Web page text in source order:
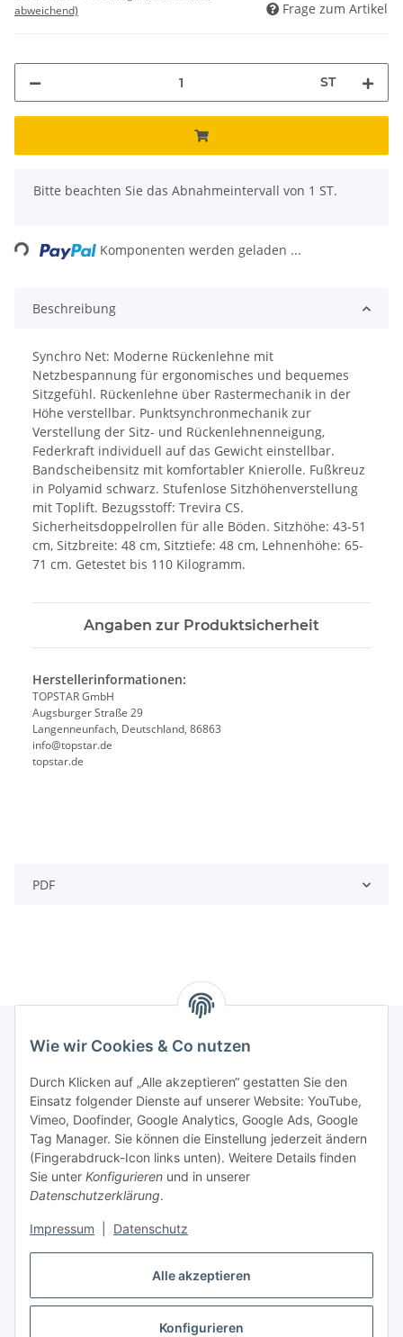
Alle akzeptieren
Konfigurieren
Wie wir Cookies & Co nutzen
Durch Klicken auf „Alle akzeptieren“ gestatten Sie den
Einsatz folgender Dienste auf unserer Website: YouTube,
Vimeo, Doofinder, Google Analytics, Google Ads, Google
Tag Manager. Sie können die Einstellung jederzeit ändern
(Fingerabdruck-Icon links unten). Weitere Details finden
Sie unter Konfigurieren und in unserer
Datenschutzerklärung.
Impressum Datenschutz
abweichend)
Frage zum Artikel
ST
x
Bitte beachten Sie das Abnahmeintervall von 1 ST.
Komponenten werden geladen ...
Beschreibung
Synchro Net: Moderne Rückenlehne mit
Netzbespannung für ergonomisches und bequemes
Sitzgefühl. Rückenlehne über Rastermechanik in der
Höhe verstellbar. Punktsynchronmechanik zur
Verstellung der Sitz- und Rückenlehnenneigung,
Federkraft individuell auf das Gewicht einstellbar.
Bandscheibensitz mit komfortabler Knierolle. Fußkreuz
in Polyamid schwarz. Stufenlose Sitzhöhenverstellung
mit Toplift. Bezugsstoff: Trevira CS.
Sicherheitsdoppelrollen für alle Böden. Sitzhöhe: 43-51
cm, Sitzbreite: 48 cm, Sitztiefe: 48 cm, Lehnenhöhe: 65-
71 cm. Getestet bis 110 Kilogramm.
Angaben zur Produktsicherheit
Herstellerinformationen:
TOPSTAR GmbH
Augsburger Straße 29
Langenneunfach, Deutschland, 86863
info@topstar.de
topstar.de
PDF
Rechtliches
Allgemeines
Firma